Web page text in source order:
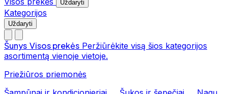
Uždaryti
Kategorijos
Uždaryti
Šunys Visos prekės Peržiūrėkite visą šios kategorijos
asortimentą vienoje vietoje.
Priežiūros priemonės